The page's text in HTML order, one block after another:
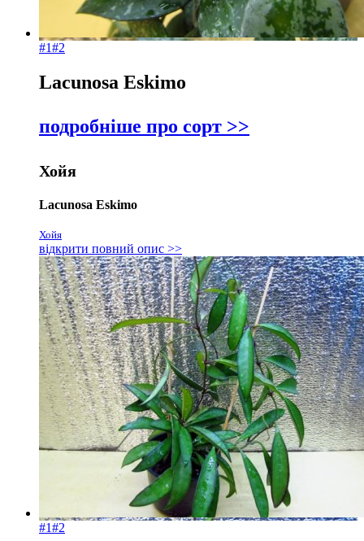
#1#2
Lacunosa Eskimo
подробніше про сорт >>
Хойя
Lacunosa Eskimo
Хойя
відкрити повний опис >>
#1#2